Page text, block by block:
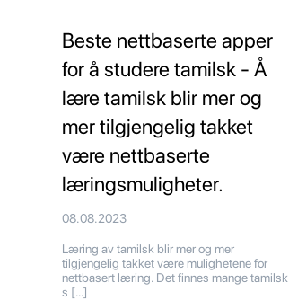
Beste nettbaserte apper
for å studere tamilsk - Å
lære tamilsk blir mer og
mer tilgjengelig takket
være nettbaserte
læringsmuligheter.
08.08.2023
Læring av tamilsk blir mer og mer
tilgjengelig takket være mulighetene for
nettbasert læring. Det finnes mange tamilsk
s […]